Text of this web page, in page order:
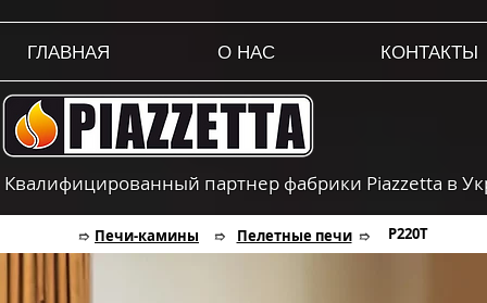
ГЛАВНАЯ О НАС КОНТАКТЫ
Квалифицированный партнер фабрики Piazzetta в
Печи-камины Пелетные печи P220T
➱
➱ ➱